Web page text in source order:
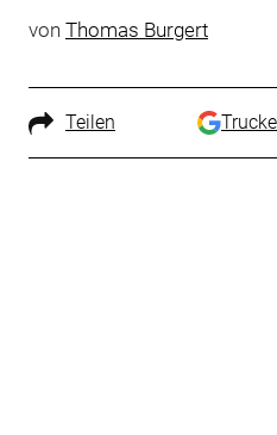
von Thomas Burgert
Teilen